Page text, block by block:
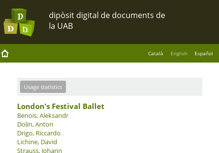
Català English Español
Usage statistics
London's Festival Ballet
Benois, Aleksandr
Dolin, Anton
Drigo, Riccardo
Lichine, David
Strauss, Johann